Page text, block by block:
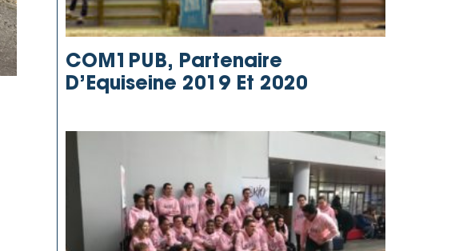
COM1PUB, Partenaire
D’Equiseine 2019 Et 2020